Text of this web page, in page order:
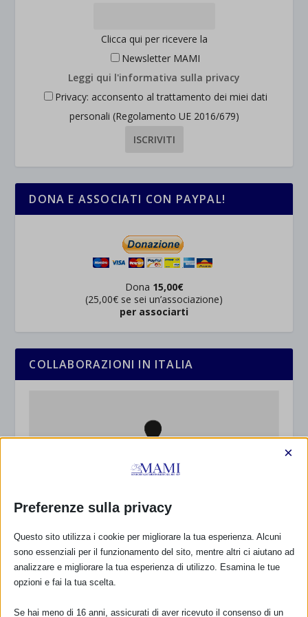
Clicca qui per ricevere la
Newsletter MAMI
Leggi qui l'informativa sulla privacy
Privacy: acconsento al trattamento dei miei dati
personali (Regolamento UE 2016/679)
DONA E ASSOCIATI CON PAYPAL!
Dona 15,00€
(25,00€ se sei un’associazione)
per associarti
COLLABORAZIONI IN ITALIA
Preferenze sulla privacy
×
Questo sito utilizza i cookie per migliorare la tua esperienza. Alcuni
sono essenziali per il funzionamento del sito, mentre altri ci aiutano ad
analizzare e migliorare la tua esperienza di utilizzo. Esamina le tue
opzioni e fai la tua scelta.
Se hai meno di 16 anni, assicurati di aver ricevuto il consenso di un